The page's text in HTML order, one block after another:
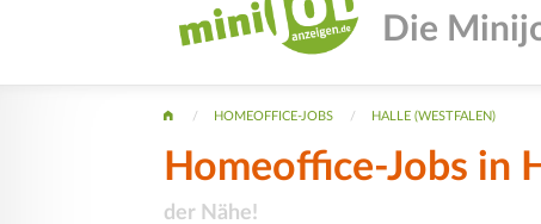
Die
HOMEOFFICE-JOBS HALLE (WESTFALEN)
Homeoffice-Jobs in
der Nähe!